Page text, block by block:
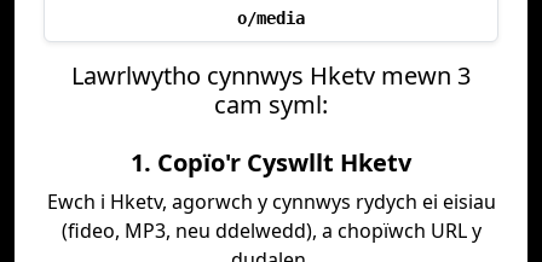
o/media
Lawrlwytho cynnwys Hketv mewn 3
cam syml:
1. Copïo'r Cyswllt Hketv
Ewch i Hketv, agorwch y cynnwys rydych ei eisiau
(fideo, MP3, neu ddelwedd), a chopïwch URL y